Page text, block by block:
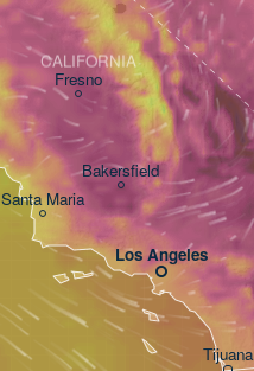
Los Angeles
Tijuana
Fresno
Santa Maria
Bakersfield
CALIFORNIA